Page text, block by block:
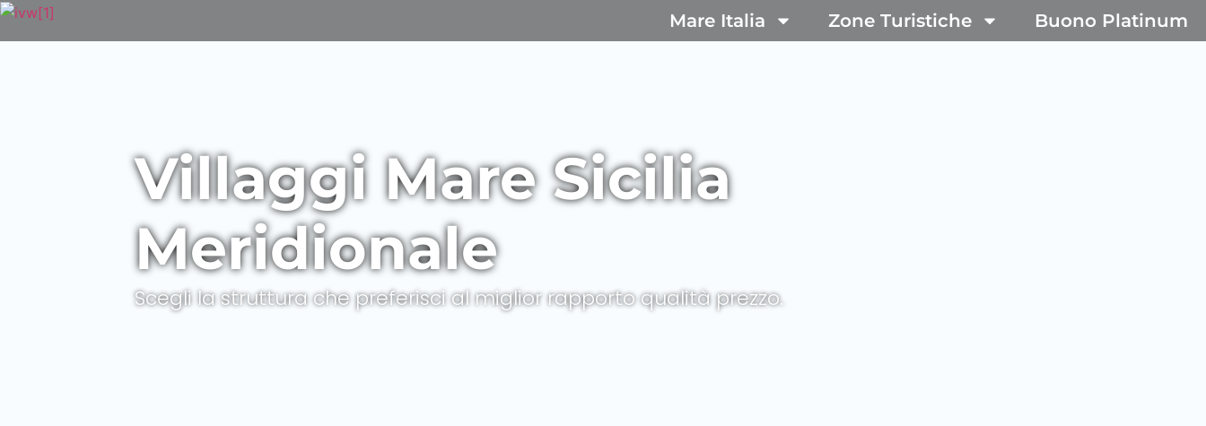
Mare Italia Zone Turistiche Buono Platinum
Villaggi Mare Sicilia
Meridionale
Scegli la struttura che preferisci al miglior rapporto qualità prezzo.